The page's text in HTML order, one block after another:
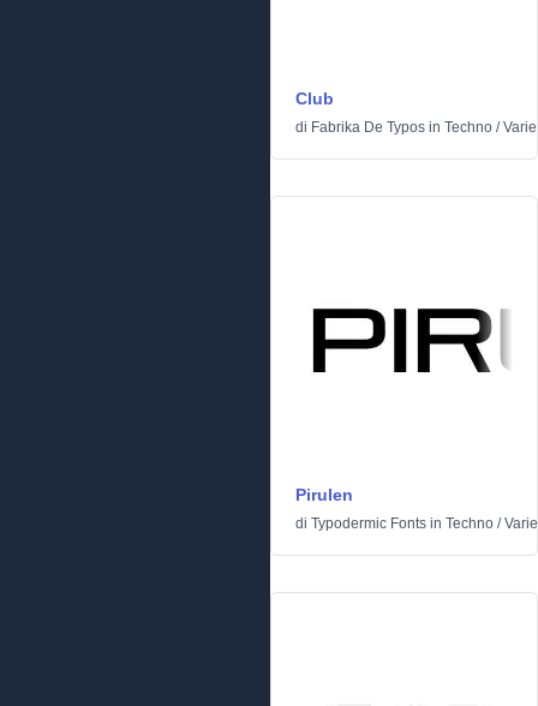
Club
di Fabrika De Typos in Techno /Varie
Pirulen
di Typodermic Fonts in Techno /Varie